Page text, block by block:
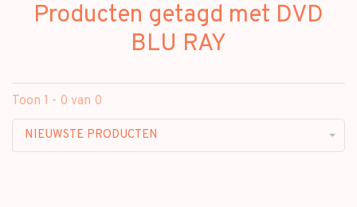
Producten getagd met DVD
BLU RAY
Toon 1 - 0 van 0
NIEUWSTE PRODUCTEN